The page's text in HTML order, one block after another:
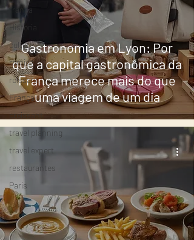
frança
Historia
cultura
romida
roissant
França
croissant
travel planning
travel expert
restaurantes
Paris
Gastronomia em Lyon: Por
que a capital gastronômica da
França merece mais do que
uma viagem de um dia